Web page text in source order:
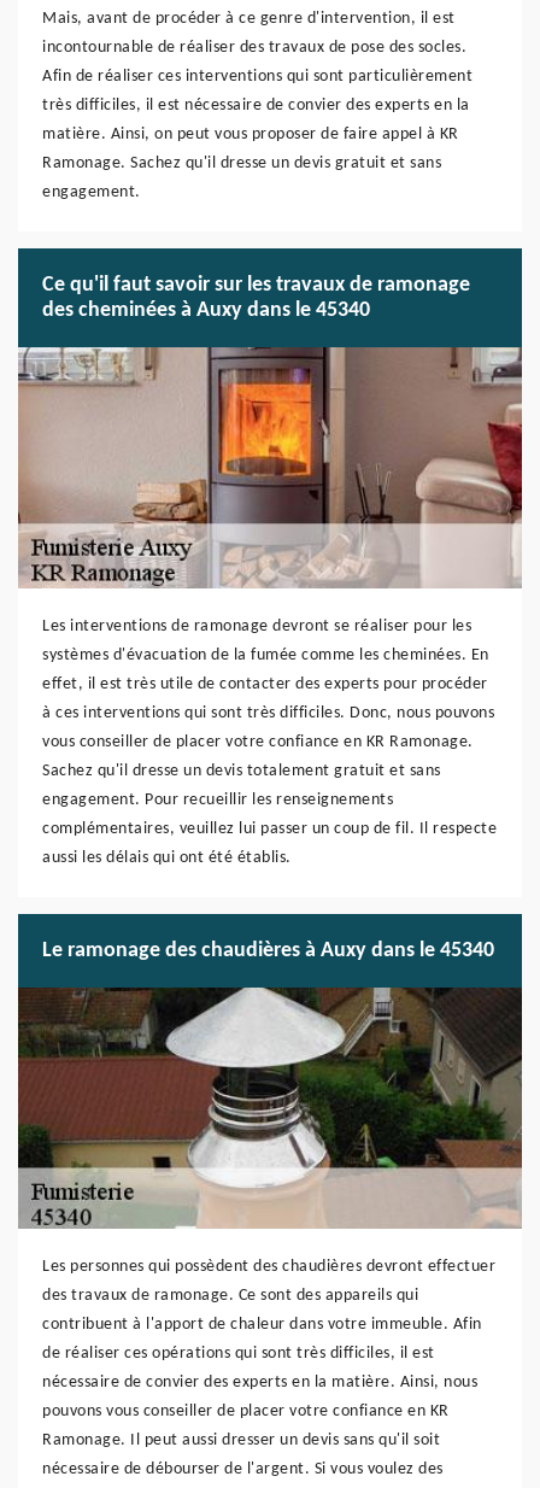
Mais, avant de procéder à ce genre d'intervention, il est
incontournable de réaliser des travaux de pose des socles.
Afin de réaliser ces interventions qui sont particulièrement
très difficiles, il est nécessaire de convier des experts en la
matière. Ainsi, on peut vous proposer de faire appel à KR
Ramonage. Sachez qu'il dresse un devis gratuit et sans
engagement.
Ce qu'il faut savoir sur les travaux de ramonage
des cheminées à Auxy dans le 45340
Les interventions de ramonage devront se réaliser pour les
systèmes d'évacuation de la fumée comme les cheminées. En
effet, il est très utile de contacter des experts pour procéder
à ces interventions qui sont très difficiles. Donc, nous pouvons
vous conseiller de placer votre confiance en KR Ramonage.
Sachez qu'il dresse un devis totalement gratuit et sans
engagement. Pour recueillir les renseignements
complémentaires, veuillez lui passer un coup de fil. Il respecte
aussi les délais qui ont été établis.
Le ramonage des chaudières à Auxy dans le 45340
Les personnes qui possèdent des chaudières devront effectuer
des travaux de ramonage. Ce sont des appareils qui
contribuent à l'apport de chaleur dans votre immeuble. Afin
de réaliser ces opérations qui sont très difficiles, il est
nécessaire de convier des experts en la matière. Ainsi, nous
pouvons vous conseiller de placer votre confiance en KR
Ramonage. Il peut aussi dresser un devis sans qu'il soit
nécessaire de débourser de l'argent. Si vous voulez des